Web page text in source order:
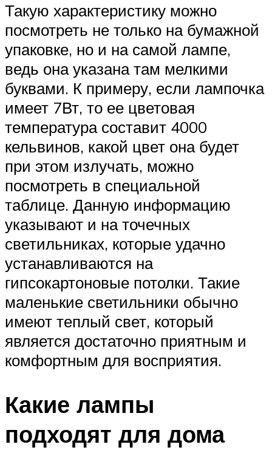
Такую характеристику можно
посмотреть не только на бумажной
упаковке, но и на самой лампе,
ведь она указана там мелкими
буквами. К примеру, если лампочка
имеет 7Вт, то ее цветовая
температура составит 4000
кельвинов, какой цвет она будет
при этом излучать, можно
посмотреть в специальной
таблице. Данную информацию
указывают и на точечных
светильниках, которые удачно
устанавливаются на
гипсокартоновые потолки. Такие
маленькие светильники обычно
имеют теплый свет, который
является достаточно приятным и
комфортным для восприятия.
Какие лампы
подходят для дома